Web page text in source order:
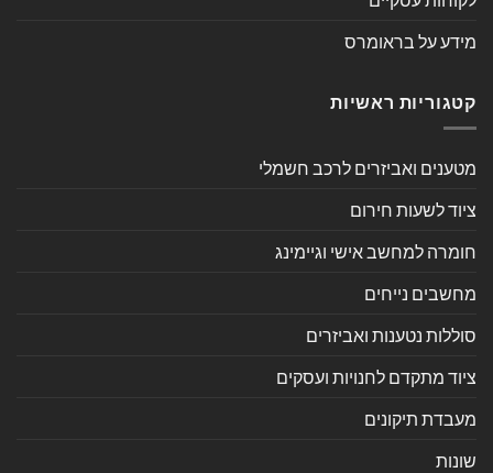
מידע על בראומרס
קטגוריות ראשיות
מטענים ואביזרים לרכב חשמלי
ציוד לשעות חירום
חומרה למחשב אישי וגיימינג
מחשבים נייחים
סוללות נטענות ואביזרים
ציוד מתקדם לחנויות ועסקים
מעבדת תיקונים
שונות